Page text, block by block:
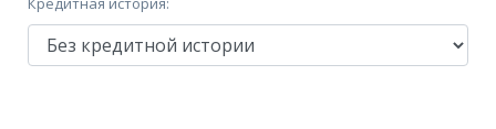
Требования